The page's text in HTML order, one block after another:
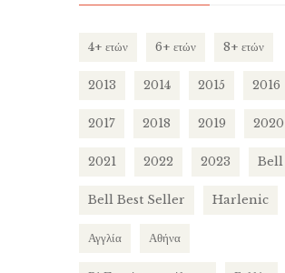
4+ ετών 6+ ετών 8+ ετών
2013 2014 2015 2016
2017 2018 2019 2020
2021 2022 2023 Bell
Bell Best Seller Harlenic
Αγγλία Αθήνα